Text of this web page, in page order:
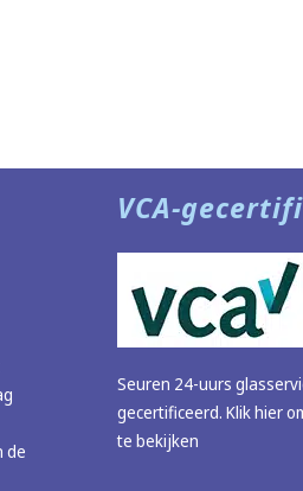
de
VCA-
Seuren 24-uurs
gecertificeerd. Klik hier
te bekijken